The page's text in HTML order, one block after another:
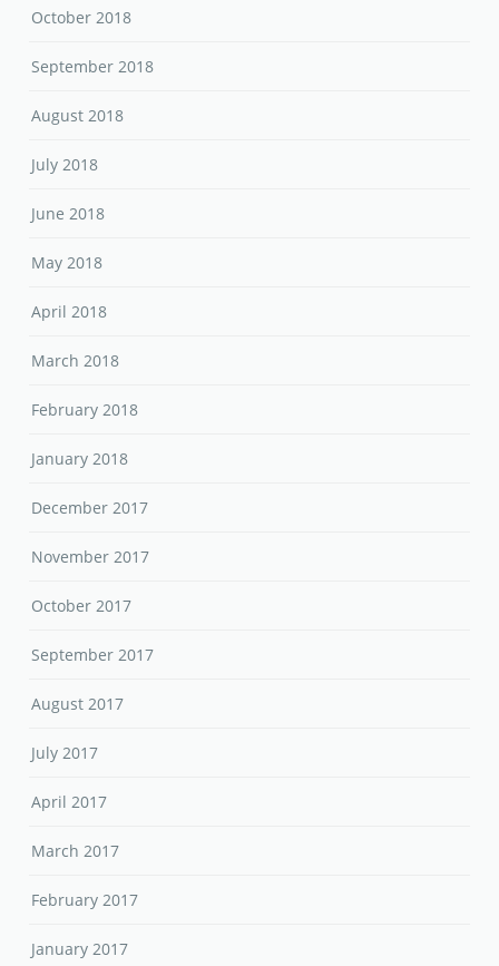
October 2018
September 2018
August 2018
July 2018
June 2018
May 2018
April 2018
March 2018
February 2018
January 2018
December 2017
November 2017
October 2017
September 2017
August 2017
July 2017
April 2017
March 2017
February 2017
January 2017